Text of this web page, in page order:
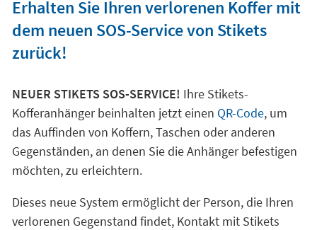
Erhalten Sie Ihren verlorenen Koffer mit
dem neuen SOS-Service von Stikets
zurück!
NEUER STIKETS SOS-SERVICE! Ihre Stikets-
Kofferanhänger beinhalten jetzt einen QR-Code, um
das Auffinden von Koffern, Taschen oder anderen
Gegenständen, an denen Sie die Anhänger befestigen
möchten, zu erleichtern.
Dieses neue System ermöglicht der Person, die Ihren
verlorenen Gegenstand findet, Kontakt mit Stikets